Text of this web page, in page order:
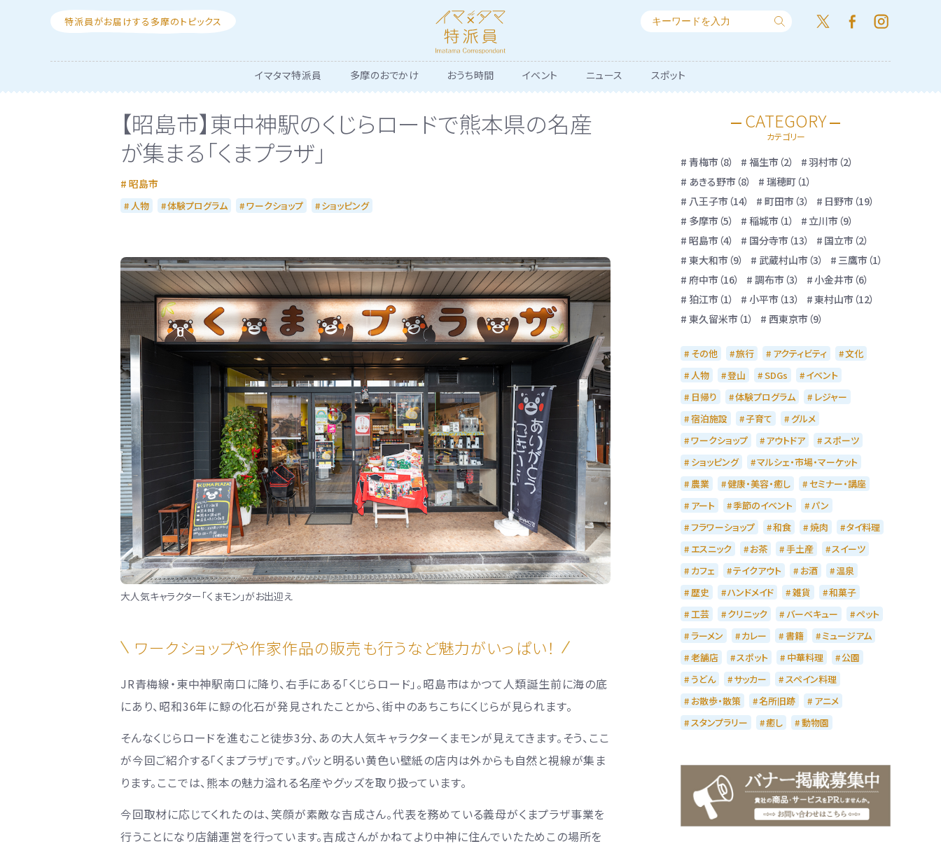
特派員がお届けする多摩のトピックス
イマタマ特派員 多摩のおでかけ おうち時間 イベント ニュース スポット
【昭島市】東中神駅のくじらロードで熊本県の名産
が集まる「くまプラザ」
昭島市
人物 体験プログラム ワークショップ ショッピング
大人気キャラクター「くまモン」がお出迎え
ワークショップや作家作品の販売も行うなど魅力がいっぱい！
JR青梅線・東中神駅南口に降り、右手にある「くじらロード」。昭島市はかつて人類誕生前に海の底
にあり、昭和36年に鯨の化石が発見されたことから、街中のあちこちにくじらが見られます。
そんなくじらロードを進むこと徒歩3分、あの大人気キャラクターくまモンが見えてきます。そう、ここ
が今回ご紹介する「くまプラザ」です。パッと明るい黄色い壁紙の店内は外からも自然と視線が集ま
ります。ここでは、熊本の魅力溢れる名産やグッズを取り扱っています。
今回取材に応じてくれたのは、笑顔が素敵な吉成さん。代表を務めている義母がくまプラザ事業を
行うことになり店舗運営を行っています。吉成さんがかねてより中神に住んでいたためこの場所を
CATEGORY
カテゴリー
青梅市（8） 福生市（2）
羽村市（2）
あきる野市（8）
瑞穂町（1）
八王子市（14）
町田市（3）
日野市（19）
多摩市（5）
稲城市（1）
立川市（9）
昭島市（4）
国分寺市（13）
国立市（2）
東大和市（9）
武蔵村山市（3）
三鷹市（1）
府中市（16）
調布市（3）
小金井市（6）
狛江市（1）
小平市（13）
東村山市（12）
東久留米市（1）
西東京市（9）
その他 旅行 アクティビティ
文化
人物
登山 SDGs
イベント
日帰り
体験プログラム
レジャー
宿泊施設
子育て
グルメ
ワークショップ
アウトドア
スポーツ
ショッピング
マルシェ・市場・マーケット
農業
健康・美容・癒し
セミナー・講座
アート
季節のイベント
パン
フラワーショップ
和食 焼肉
タイ料理
エスニック
お茶 手土産
スイーツ
カフェ
テイクアウト お酒
温泉
歴史
ハンドメイド 雑貨
和菓子
工芸
クリニック バーベキュー
ペット
ラーメン
カレー 書籍
ミュージアム
老舗店
スポット 中華料理
公園
うどん
サッカー
スペイン料理
お散歩・散策
名所旧跡
アニメ
スタンプラリー
癒し 動物園